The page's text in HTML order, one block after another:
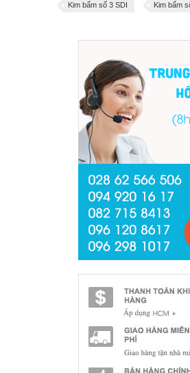
Kim bấm số 3 SDI Kim bấm